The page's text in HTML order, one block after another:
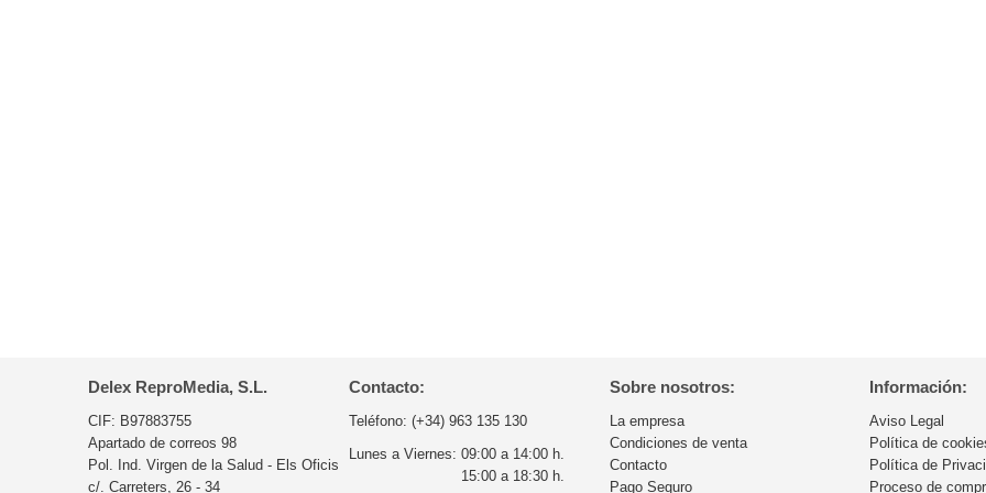
Delex ReproMedia, S.L.
CIF: B97883755
Apartado de correos 98
Pol. Ind. Virgen de la Salud - Els Oficis
c/. Carreters, 26 - 34
Contacto:
Teléfono: (+34) 963 135 130
Lunes a Viernes: 09:00 a 14:00 h.
15:00 a 18:30 h.
Sobre nosotros:
La empresa
Condiciones de venta
Contacto
Pago Seguro
Información:
Aviso Legal
Política de
Política de
Proceso de